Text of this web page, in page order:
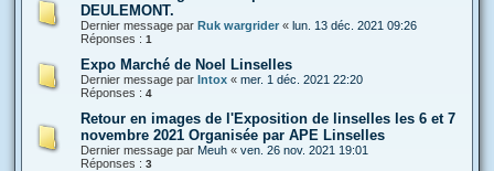
DEULEMONT.
Dernier message par Ruk wargrider « lun. 13 déc. 2021 09:26
Réponses : 1
Expo Marché de Noel Linselles
Dernier message par Intox « mer. 1 déc. 2021 22:20
Réponses : 4
Retour en images de l'Exposition de linselles les 6 et 7
novembre 2021 Organisée par APE Linselles
Dernier message par Meuh « ven. 26 nov. 2021 19:01
Réponses : 3